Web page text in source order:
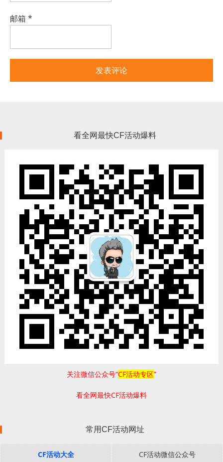
邮箱 *
看全网最快CF活动爆料
关注微信公众号“CF活动专区”
看全网最快CF活动爆料
常用CF活动网址
CF活动大全 CF活动微信公众号